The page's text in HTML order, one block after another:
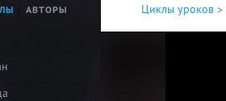
АВТОРЫ Циклы уроков